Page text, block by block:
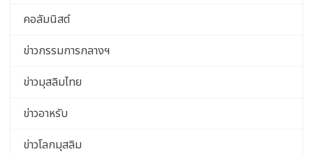
คอลัมนิสต์
ข่าวกรรมการกลางฯ
ข่าวมุสลิมไทย
ข่าวอาหรับ
ข่าวโลกมุสลิม